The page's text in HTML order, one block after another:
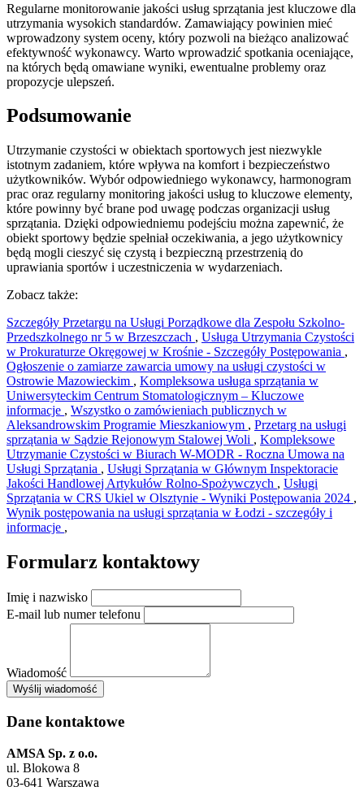
Regularne monitorowanie jakości usług sprzątania jest kluczowe dla
utrzymania wysokich standardów. Zamawiający powinien mieć
wprowadzony system oceny, który pozwoli na bieżąco analizować
efektywność wykonawcy. Warto wprowadzić spotkania oceniające,
na których będą omawiane wyniki, ewentualne problemy oraz
propozycje ulepszeń.
Podsumowanie
Utrzymanie czystości w obiektach sportowych jest niezwykle
istotnym zadaniem, które wpływa na komfort i bezpieczeństwo
użytkowników. Wybór odpowiedniego wykonawcy, harmonogram
prac oraz regularny monitoring jakości usług to kluczowe elementy,
które powinny być brane pod uwagę podczas organizacji usług
sprzątania. Dzięki odpowiedniemu podejściu można zapewnić, że
obiekt sportowy będzie spełniał oczekiwania, a jego użytkownicy
będą mogli cieszyć się czystą i bezpieczną przestrzenią do
uprawiania sportów i uczestniczenia w wydarzeniach.
Zobacz także:
Szczegóły Przetargu na Usługi Porządkowe dla Zespołu Szkolno-
Przedszkolnego nr 5 w Brzeszczach , Usługa Utrzymania Czystości
w Prokuraturze Okręgowej w Krośnie - Szczegóły Postępowania ,
Ogłoszenie o zamiarze zawarcia umowy na usługi czystości w
Ostrowie Mazowieckim , Kompleksowa usługa sprzątania w
Uniwersyteckim Centrum Stomatologicznym – Kluczowe
informacje , Wszystko o zamówieniach publicznych w
Aleksandrowskim Programie Mieszkaniowym , Przetarg na usługi
sprzątania w Sądzie Rejonowym Stalowej Woli , Kompleksowe
Utrzymanie Czystości w Biurach W-MODR - Roczna Umowa na
Usługi Sprzątania , Usługi Sprzątania w Głównym Inspektoracie
Jakości Handlowej Artykułów Rolno-Spożywczych , Usługi
Sprzątania w CRS Ukiel w Olsztynie - Wyniki Postępowania 2024 ,
Wynik postępowania na usługi sprzątania w Łodzi - szczegóły i
informacje ,
Formularz kontaktowy
Imię i nazwisko
E-mail lub numer telefonu
Wiadomość
Wyślij wiadomośćAMSA Sp. z o.o. - ul. Blokowa 8, Warszawa
+
−
Dane kontaktowe
AMSA Sp. z o.o.
ul. Blokowa 8
03-641 Warszawa